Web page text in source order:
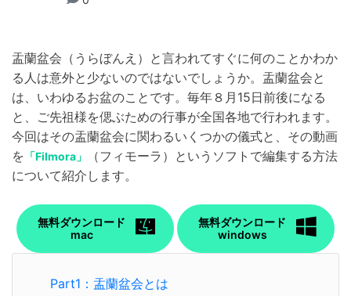
盂蘭盆会（うらぼんえ）と言われてすぐに何のことかわか
る人は意外と少ないのではないでしょうか。盂蘭盆会と
は、いわゆるお盆のことです。毎年８月15日前後になる
と、ご先祖様を偲ぶための行事が全国各地で行われます。
今回はその盂蘭盆会に関わるいくつかの儀式と、その動画
を 「Filmora」
（フィモーラ）というソフトで編集する方法
について紹介します。
無料ダウンロード
mac
無料ダウンロード
windows
Part1：盂蘭盆会とは